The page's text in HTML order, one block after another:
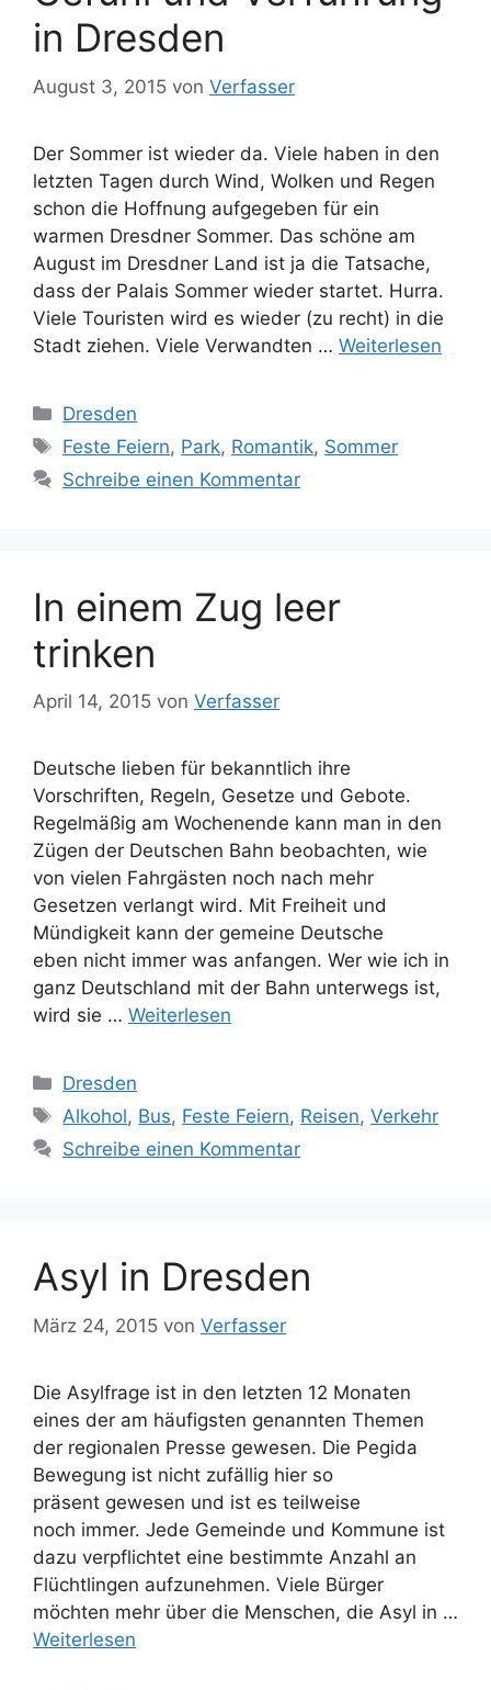
in Dresden
August 3, 2015 von Verfasser
Der Sommer ist wieder da. Viele haben in den
letzten Tagen durch Wind, Wolken und Regen
schon die Hoffnung aufgegeben für ein
warmen Dresdner Sommer. Das schöne am
August im Dresdner Land ist ja die Tatsache,
dass der Palais Sommer wieder startet. Hurra.
Viele Touristen wird es wieder (zu recht) in die
Stadt ziehen. Viele Verwandten … Weiterlesen
Kategorien
Dresden
Schlagwörter
Feste Feiern, Park, Romantik, Sommer
Schreibe einen Kommentar
In einem Zug leer
trinken
April 14, 2015 von Verfasser
Deutsche lieben für bekanntlich ihre
Vorschriften, Regeln, Gesetze und Gebote.
Regelmäßig am Wochenende kann man in den
Zügen der Deutschen Bahn beobachten, wie
von vielen Fahrgästen noch nach mehr
Gesetzen verlangt wird. Mit Freiheit und
Mündigkeit kann der gemeine Deutsche
eben nicht immer was anfangen. Wer wie ich in
ganz Deutschland mit der Bahn unterwegs ist,
wird sie … Weiterlesen
Kategorien
Dresden
Schlagwörter
Alkohol, Bus, Feste Feiern, Reisen,Verkehr
Schreibe einen Kommentar
Asyl in Dresden
März 24, 2015 von Verfasser
Die Asylfrage ist in den letzten 12 Monaten
eines der am häufigsten genannten Themen
der regionalen Presse gewesen. Die Pegida
Bewegung ist nicht zufällig hier so
präsent gewesen und ist es teilweise
noch immer. Jede Gemeinde und Kommune ist
dazu verpflichtet eine bestimmte Anzahl an
Flüchtlingen aufzunehmen. Viele Bürger
möchten mehr über die Menschen, die Asyl in …
Weiterlesen